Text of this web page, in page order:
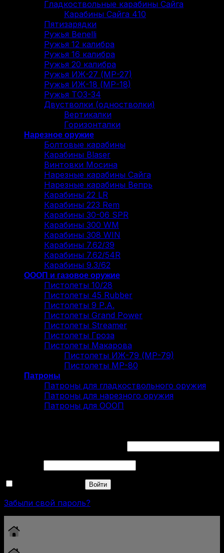
Гладкоствольные карабины Сайга
Карабины Сайга 410
Пятизарядки
Ружья Benelli
Ружья 12 калибра
Ружья 16 калибра
Ружья 20 калибра
Ружья ИЖ-27 (МР-27)
Ружья ИЖ-18 (МР-18)
Ружья ТОЗ-34
Двустволки (одностволки)
Вертикалки
Горизонталки
Нарезное оружие
Болтовые карабины
Карабины Blaser
Винтовки Мосина
Нарезные карабины Сайга
Нарезные карабины Вепрь
Карабины 22 LR
Карабины 223 Rem
Карабины 30-06 SPR
Карабины 300 WM
Карабины 308 WIN
Карабины 7.62/39
Карабины 7.62/54R
Карабины 9.3/62
ОООП и газовое оружие
Пистолеты 10/28
Пистолеты 45 Rubber
Пистолеты 9 Р.А.
Пистолеты Grand Power
Пистолеты Streamer
Пистолеты Гроза
Пистолеты Макарова
Пистолеты ИЖ-79 (МР-79)
Пистолеты МР-80
Патроны
Патроны для гладкоствольного оружия
Патроны для нарезного оружия
Патроны для ОООП
Обязательно
Обязательно
Войти
Забыли свой пароль?